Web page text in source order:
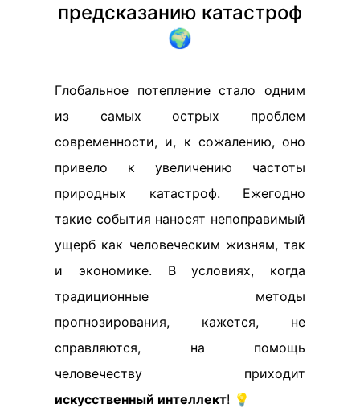
предсказанию катастроф
🌍
Глобальное потепление стало одним
из самых острых проблем
современности, и, к сожалению, оно
привело к увеличению частоты
природных катастроф. Ежегодно
такие события наносят непоправимый
ущерб как человеческим жизням, так
и экономике. В условиях, когда
традиционные методы
прогнозирования, кажется, не
справляются, на помощь
человечеству приходит
искусственный интеллект! 💡